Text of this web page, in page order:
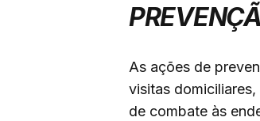
As ações de
visitas
de combate às